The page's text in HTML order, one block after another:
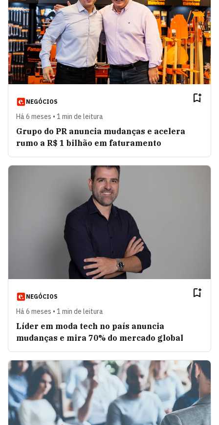
NEGÓCIOS
Há 6 meses • 1 min de leitura
Grupo do PR anuncia mudanças e acelera
rumo a R$ 1 bilhão em faturamento
NEGÓCIOS
Há 6 meses • 1 min de leitura
Líder em moda tech no país anuncia
mudanças e mira 70% do mercado global